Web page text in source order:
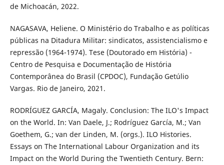
de Michoacán, 2022.
NAGASAVA, Heliene. O Ministério do Trabalho e as políticas
públicas na Ditadura Militar: sindicatos, assistencialismo e
repressão (1964-1974). Tese (Doutorado em História) -
Centro de Pesquisa e Documentação de História
Contemporânea do Brasil (CPDOC), Fundação Getúlio
Vargas. Rio de Janeiro, 2021.
RODRÍGUEZ GARCÍA, Magaly. Conclusion: The ILO's Impact
on the World. In: Van Daele, J.; Rodríguez García, M.; Van
Goethem, G.; van der Linden, M. (orgs.). ILO Histories.
Essays on The International Labour Organization and its
Impact on the World During the Twentieth Century. Bern: